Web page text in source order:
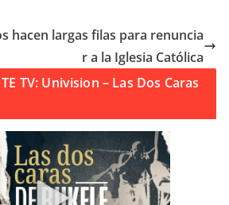
hacen largas filas para renuncia
r a la Iglesia Católica
TV: Univision – Las Dos Caras